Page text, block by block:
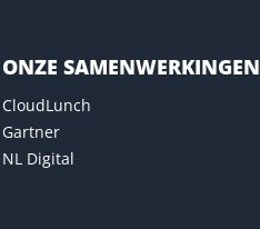
ONZE SAMENWERKINGEN
CloudLunch
Gartner
NL Digital